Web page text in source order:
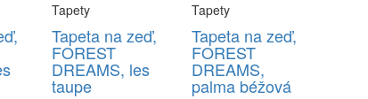
Tapety
Tapeta na zeď,
FOREST
DREAMS, les
taupe
Tapety
Tapeta na zeď,
FOREST
DREAMS,
palma béžová